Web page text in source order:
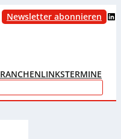
Newsletter abonnieren LinkedIn
TERMINE